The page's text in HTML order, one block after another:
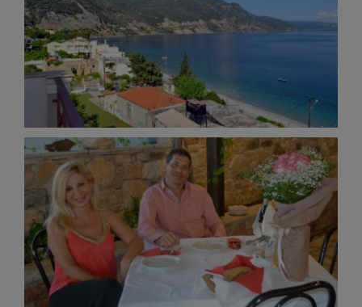
Ilia Village Photos
Ilia Village Location Photos
Guest Photos
Guests Guests Photos